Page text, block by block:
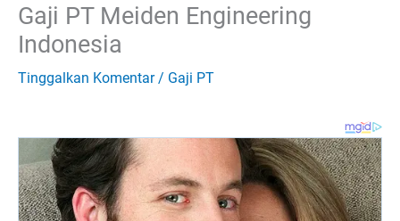
Gaji PT Meiden Engineering
Indonesia
Tinggalkan Komentar / Gaji PT